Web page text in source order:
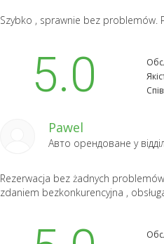
Szybko , sprawnie bez problemów.
5.0
Pawel
Авто орендоване у
Rezerwacja bez żadnych
zdaniem bezkonkurencyjna ,